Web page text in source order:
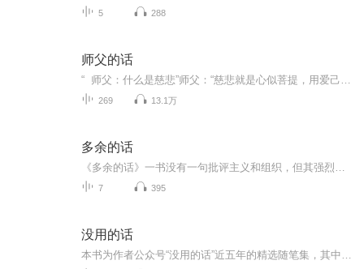
5 288
师父的话
269 13.1万
多余的话
7 395
没用的话